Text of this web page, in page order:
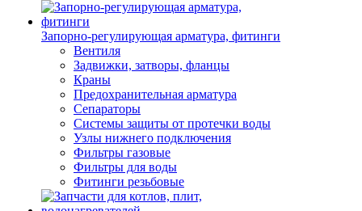
Запорно-регулирующая арматура, фитинги
Вентиля
Задвижки, затворы, фланцы
Краны
Предохранительная арматура
Сепараторы
Системы защиты от протечки воды
Узлы нижнего подключения
Фильтры газовые
Фильтры для воды
Фитинги резьбовые